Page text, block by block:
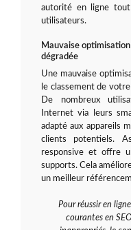
autorité en ligne tout
utilisateurs.
Mauvaise
dégradée
Une mauvaise
le classement de
De nombreux
Internet via leurs
adapté aux appareils
clients potentiels.
responsive et offre
supports. Cela
un meilleur
Pour réussir en
courantes en